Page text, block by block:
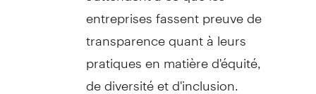
entreprises fassent preuve de
transparence quant à leurs
pratiques en matière d'équité,
de diversité et d'inclusion.